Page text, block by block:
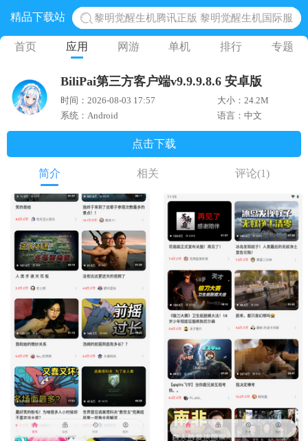
精品下载站
黎明觉醒生机腾讯正版 黎明觉醒生机国际服
蛋仔派对下载 蛋仔派对体验服
地铁跑酷体验服国际服 地铁跑酷体验服版本
网易光遇手游正版 点亮星空共庆周年
首页 应用 网游 单机 排行 专题
BiliPai第三方客户端v9.9.9.8.6 安卓版
时间：2026-08-03 17:57
大小：24.2M
系统：Android
语言：中文
点击下载
简介 相关 评论(1)